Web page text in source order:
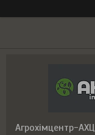
Агрохімцентр-АХЦ